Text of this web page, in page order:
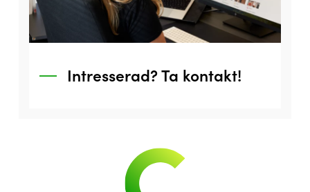
Intresserad? Ta kontakt!